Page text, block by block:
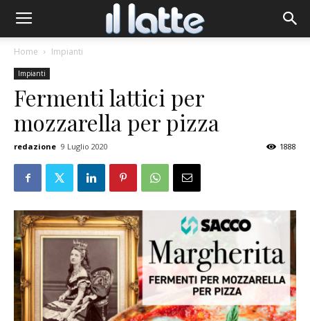
Home Impianti
Impianti
Fermenti lattici per
mozzarella per pizza
redazione 9 Luglio 2020 1888